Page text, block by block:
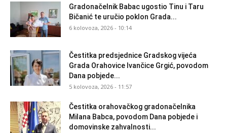
Gradonačelnik Babac ugostio Tinu i Taru
Bičanić te uručio poklon Grada...
6 kolovoza, 2026 - 10:14
Čestitka predsjednice Gradskog vijeća
Grada Orahovice Ivančice Grgić, povodom
Dana pobjede...
5 kolovoza, 2026 - 11:57
Čestitka orahovačkog gradonačelnika
Milana Babca, povodom Dana pobjede i
domovinske zahvalnosti...